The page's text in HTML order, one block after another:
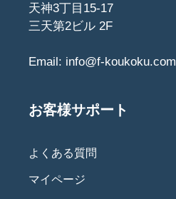
天神3丁目15-17
三天第2ビル 2F
Email: info@f-koukoku.com
お客様サポート
よくある質問
マイページ